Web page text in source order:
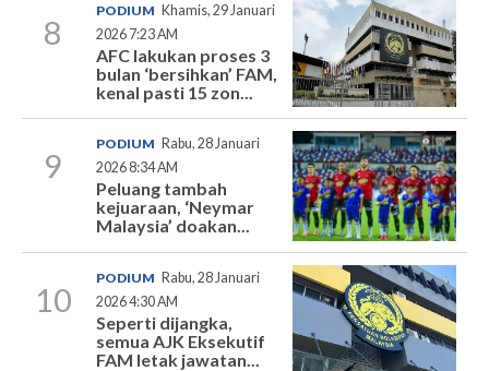
8
PODIUM Khamis, 29 Januari
2026 7:23 AM
AFC lakukan proses 3
bulan ‘bersihkan’ FAM,
kenal pasti 15 zon...
9
PODIUM Rabu, 28 Januari
2026 8:34 AM
Peluang tambah
kejuaraan, ‘Neymar
Malaysia’ doakan...
10
PODIUM Rabu, 28 Januari
2026 4:30 AM
Seperti dijangka,
semua AJK Eksekutif
FAM letak jawatan...